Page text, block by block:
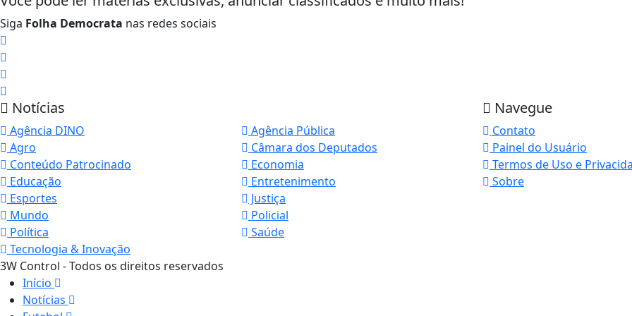
Siga Folha Democrata nas redes sociais
Notícias
Agência DINO
Agência Pública
Agro
Câmara dos Deputados
Conteúdo Patrocinado
Economia
Educação
Entretenimento
Esportes
Justiça
Mundo
Policial
Política
Saúde
Tecnologia & Inovação
Navegue
Contato
Painel do Usuário
Termos de Uso e
Sobre
3W Control - Todos os direitos reservados
Início
Notícias